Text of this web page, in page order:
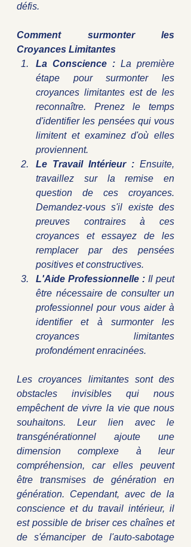
défis.
Comment surmonter les
Croyances Limitantes
La Conscience : La première
étape pour surmonter les
croyances limitantes est de les
reconnaître. Prenez le temps
d'identifier les pensées qui vous
limitent et examinez d'où elles
proviennent.
Le Travail Intérieur : Ensuite,
travaillez sur la remise en
question de ces croyances.
Demandez-vous s'il existe des
preuves contraires à ces
croyances et essayez de les
remplacer par des pensées
positives et constructives.
L'Aide Professionnelle : Il peut
être nécessaire de consulter un
professionnel pour vous aider à
identifier et à surmonter les
croyances limitantes
profondément enracinées.
Les croyances limitantes sont des
obstacles invisibles qui nous
empêchent de vivre la vie que nous
souhaitons. Leur lien avec le
transgénérationnel ajoute une
dimension complexe à leur
compréhension, car elles peuvent
être transmises de génération en
génération. Cependant, avec de la
conscience et du travail intérieur, il
est possible de briser ces chaînes et
de s'émanciper de l'auto-sabotage